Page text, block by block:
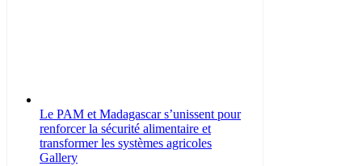
Le PAM et Madagascar s’unissent pour
renforcer la sécurité alimentaire et
transformer les systèmes agricoles
Gallery